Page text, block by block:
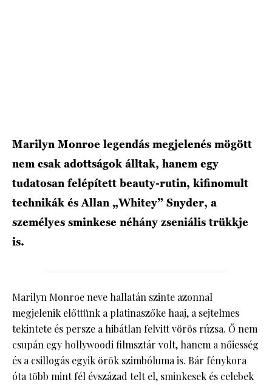
Marilyn Monroe legendás megjelenés mögött
nem csak adottságok álltak, hanem egy
tudatosan felépített beauty-rutin, kifinomult
technikák és Allan „Whitey” Snyder, a
személyes sminkese néhány zseniális trükkje
is.
Marilyn Monroe neve hallatán szinte azonnal
megjelenik előttünk a platinaszőke haaj, a sejtelmes
tekintete és persze a hibátlan felvitt vörös rúzsa. Ő nem
csupán egy hollywoodi filmsztár volt, hanem a nőiesség
és a csillogás egyik örök szimbóluma is. Bár fénykora
óta több mint fél évszázad telt el, sminkesek és celebek